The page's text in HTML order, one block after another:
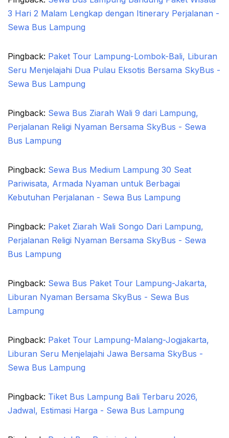
3 Hari 2 Malam Lengkap dengan Itinerary Perjalanan -
Sewa Bus Lampung
Pingback: Paket Tour Lampung-Lombok-Bali, Liburan
Seru Menjelajahi Dua Pulau Eksotis Bersama SkyBus -
Sewa Bus Lampung
Pingback: Sewa Bus Ziarah Wali 9 dari Lampung,
Perjalanan Religi Nyaman Bersama SkyBus - Sewa
Bus Lampung
Pingback: Sewa Bus Medium Lampung 30 Seat
Pariwisata, Armada Nyaman untuk Berbagai
Kebutuhan Perjalanan - Sewa Bus Lampung
Pingback: Paket Ziarah Wali Songo Dari Lampung,
Perjalanan Religi Nyaman Bersama SkyBus - Sewa
Bus Lampung
Pingback: Sewa Bus Paket Tour Lampung-Jakarta,
Liburan Nyaman Bersama SkyBus - Sewa Bus
Lampung
Pingback: Paket Tour Lampung-Malang-Jogjakarta,
Liburan Seru Menjelajahi Jawa Bersama SkyBus -
Sewa Bus Lampung
Pingback: Tiket Bus Lampung Bali Terbaru 2026,
Jadwal, Estimasi Harga - Sewa Bus Lampung